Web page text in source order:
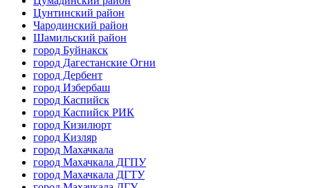
Цунтинский район
Чародинский район
Шамильский район
город Буйнакск
город Дагестанские Огни
город Дербент
город Избербаш
город Каспийск
город Каспийск РИК
город Кизилюрт
город Кизляр
город Махачкала
город Махачкала ДГПУ
город Махачкала ДГТУ